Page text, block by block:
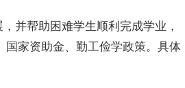
帮助困难学生顺利完成学业，
国家资助金、勤工俭学政策。具体